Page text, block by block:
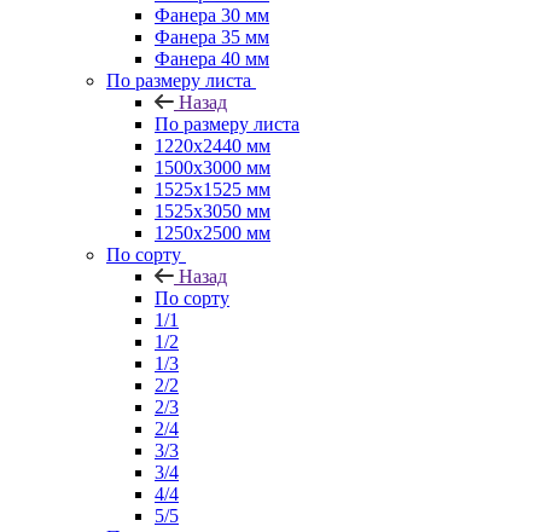
Фанера 30 мм
Фанера 35 мм
Фанера 40 мм
По размеру листа
Назад
По размеру листа
1220х2440 мм
1500х3000 мм
1525x1525 мм
1525х3050 мм
1250х2500 мм
По сорту
Назад
По сорту
1/1
1/2
1/3
2/2
2/3
2/4
3/3
3/4
4/4
5/5